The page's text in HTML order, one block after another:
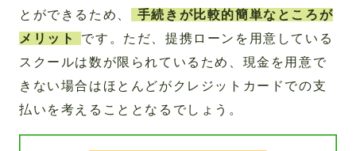
とができるため、
手続きが比較的簡単なところが
メリット
です。ただ、提携ローンを用意している
スクールは数が限られているため、現金を用意で
きない場合はほとんどがクレジットカードでの支
払いを考えることとなるでしょう。